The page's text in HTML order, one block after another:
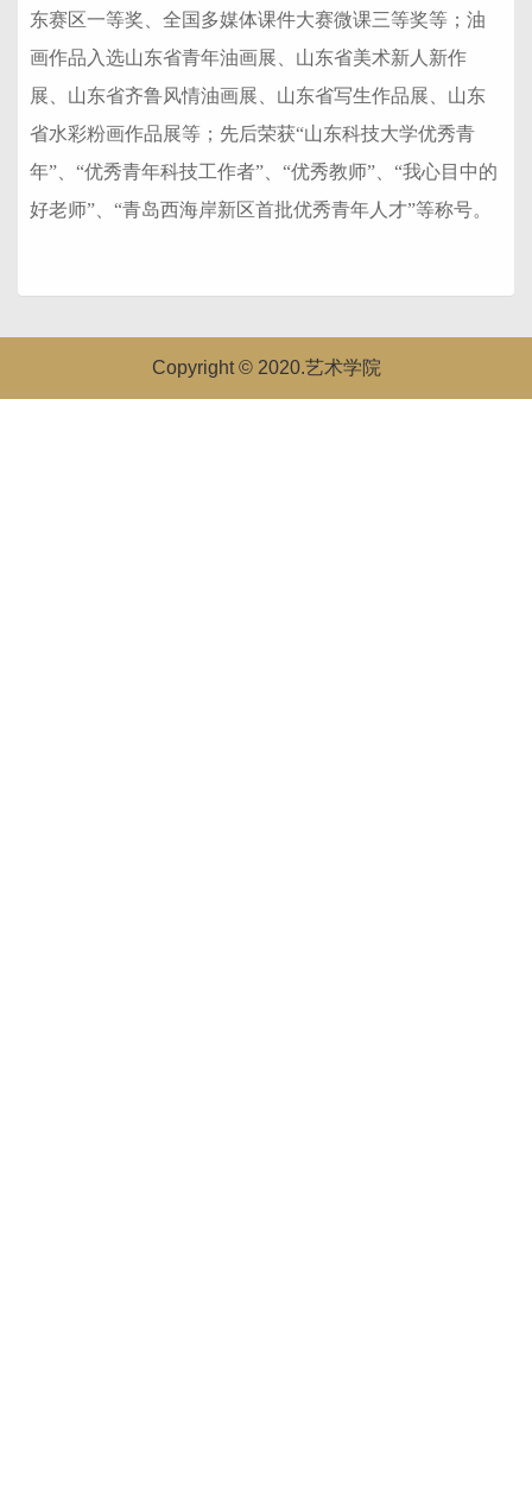
东赛区一等奖、全国多媒体课件大赛微课三等奖等；油
画作品入选山东省青年油画展、山东省美术新人新作
展、山东省齐鲁风情油画展、山东省写生作品展、山东
省水彩粉画作品展等；先后荣获“山东科技大学优秀青
年”、“优秀青年科技工作者”、“优秀教师”、“我心目中的
好老师”、“青岛西海岸新区首批优秀青年人才”等称号。
Copyright © 2020.艺术学院